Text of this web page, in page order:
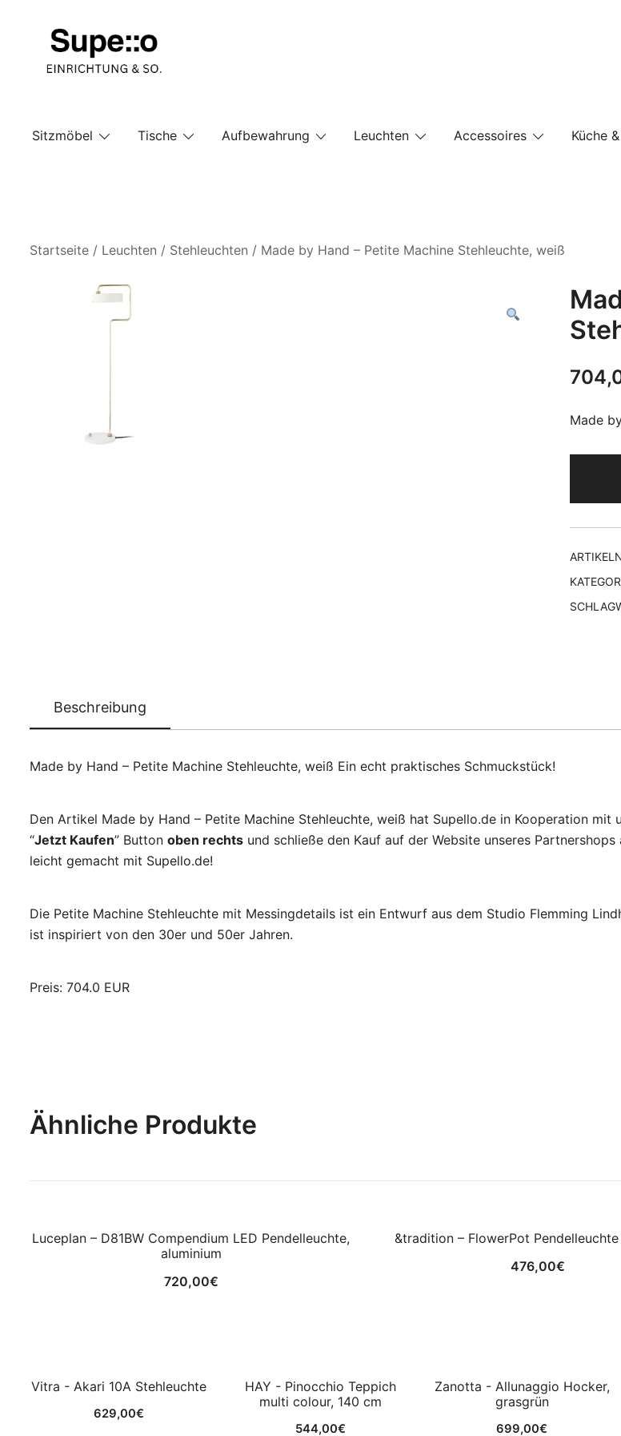
Sitzmöbel
Tische Aufbewahrung Leuchten Accessoires Küche
Startseite / Leuchten / Stehleuchten / Made by Hand – Petite Machine Stehleuchte, weiß
Made
Beschreibung
Made by Hand – Petite Machine Stehleuchte, weiß Ein echt praktisches Schmuckstück!
Den Artikel Made by Hand – Petite Machine Stehleuchte, weiß hat Supello.de in Kooperation
“Jetzt Kaufen” Button oben rechts und schließe den Kauf auf der Website unseres
leicht gemacht mit Supello.de!
Die Petite Machine Stehleuchte mit Messingdetails ist ein Entwurf aus dem Studio Flemming
ist inspiriert von den 30er und 50er Jahren.
Preis: 704.0 EUR
Ähnliche Produkte
Luceplan – D81BW Compendium LED Pendelleuchte,
aluminium
720,00€
&tradition – FlowerPot
476,00€
Vitra - Akari 10A Stehleuchte
629,00€
HAY - Pinocchio Teppich
multi colour, 140 cm
544,00€
Zanotta - Allunaggio Hocker,
grasgrün
699,00€